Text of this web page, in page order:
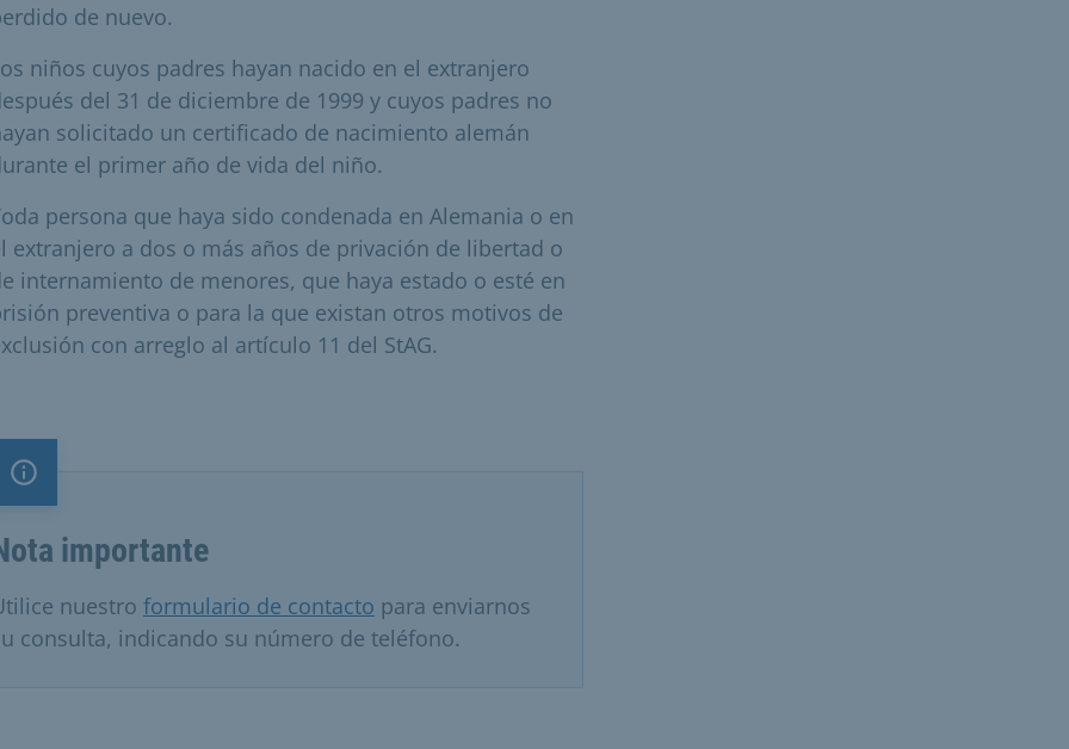
de nuevo.
niños cuyos padres hayan nacido en el extranjero
del 31 de diciembre de 1999 y cuyos padres no
solicitado un certificado de nacimiento alemán
el primer año de vida del niño.
persona que haya sido condenada en Alemania o en
extranjero a dos o más años de privación de libertad o
internamiento de menores, que haya estado o esté en
preventiva o para la que existan otros motivos de
con arreglo al artículo 11 del StAG.
Nota importante
importante
nuestro formulario de contacto para enviarnos
consulta, indicando su número de teléfono.